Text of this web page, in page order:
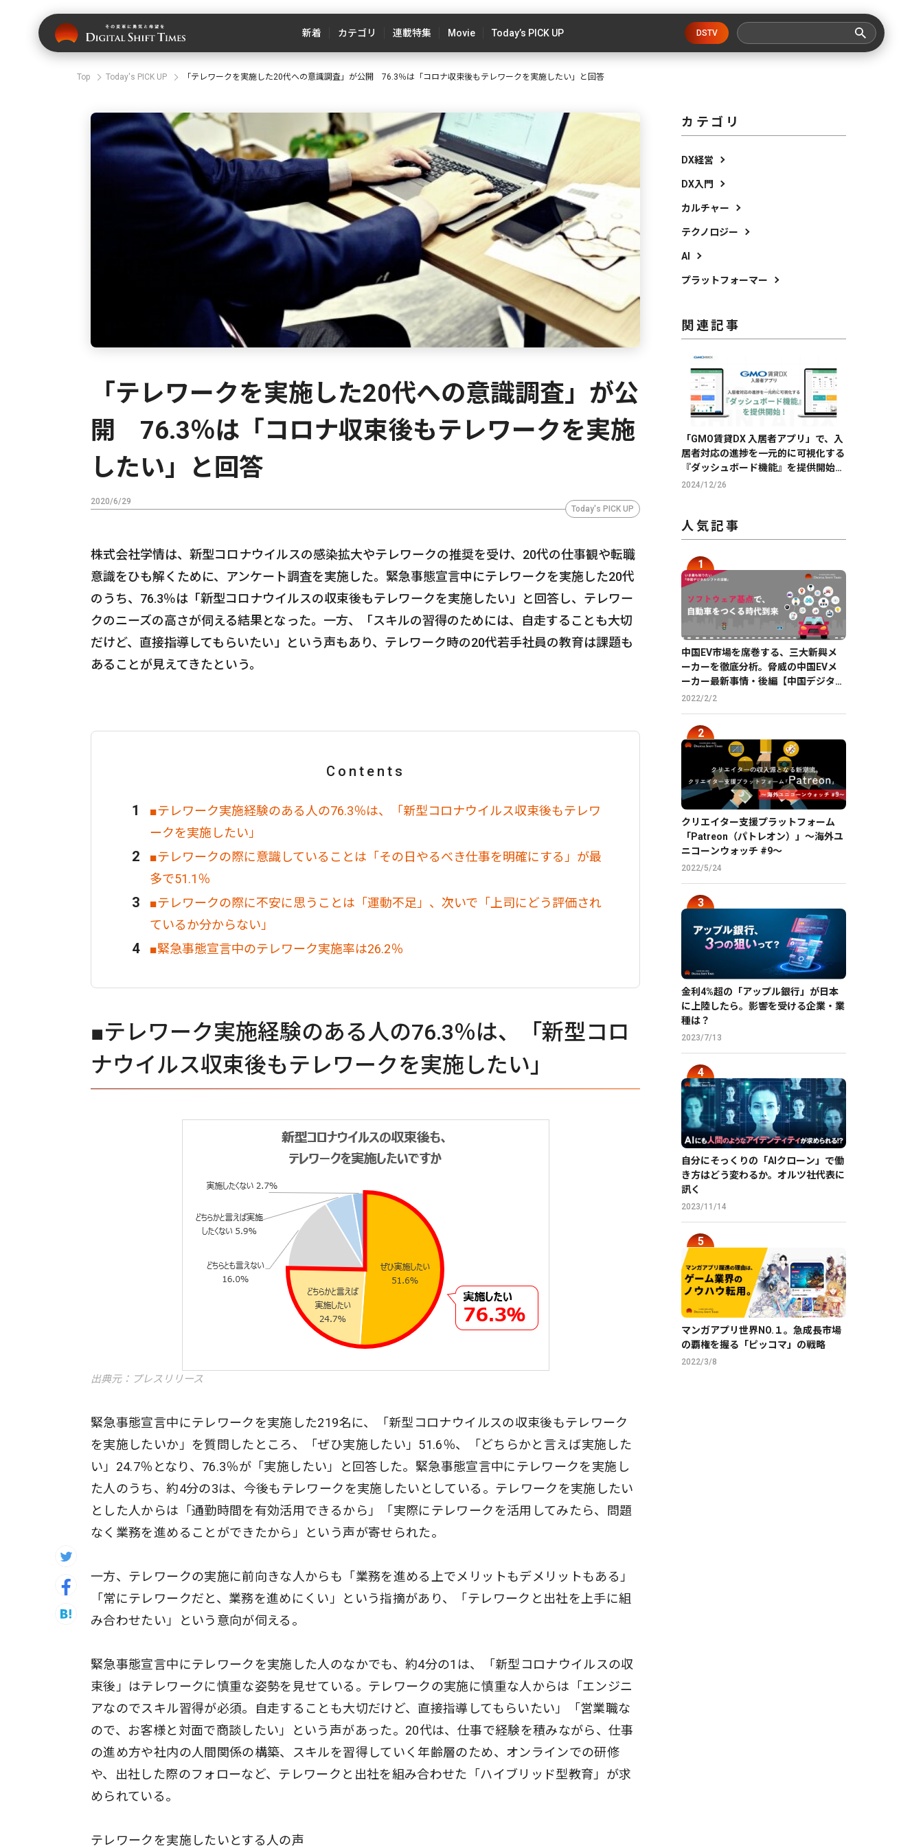
新着 カテゴリ 連載特集 Movie Today’s PICK UP DSTV
Top Today's PICK UP 「テレワークを実施した20代への意識調査」が公開 76.3％は「コロナ収束後もテレワークを実施したい」と回答
「テレワークを実施した20代への意識調査」が公
開 76.3％は「コロナ収束後もテレワークを実施
したい」と回答
2020/6/29
Today's PICK UP
株式会社学情は、新型コロナウイルスの感染拡大やテレワークの推奨を受け、20代の仕事観や転職
意識をひも解くために、アンケート調査を実施した。緊急事態宣言中にテレワークを実施した20代
のうち、76.3％は「新型コロナウイルスの収束後もテレワークを実施したい」と回答し、テレワー
クのニーズの高さが伺える結果となった。一方、「スキルの習得のためには、自走することも大切
だけど、直接指導してもらいたい」という声もあり、テレワーク時の20代若手社員の教育は課題も
あることが見えてきたという。
Contents
■テレワーク実施経験のある人の76.3％は、「新型コロナウイルス収束後もテレワ
ークを実施したい」
■テレワークの際に意識していることは「その日やるべき仕事を明確にする」が最
多で51.1％
■テレワークの際に不安に思うことは「運動不足」、次いで「上司にどう評価され
ているか分からない」
■緊急事態宣言中のテレワーク実施率は26.2％
■テレワーク実施経験のある人の76.3％は、「新型コロ
ナウイルス収束後もテレワークを実施したい」
出典元：プレスリリース
緊急事態宣言中にテレワークを実施した219名に、「新型コロナウイルスの収束後もテレワーク
を実施したいか」を質問したところ、「ぜひ実施したい」51.6％、「どちらかと言えば実施した
い」24.7％となり、76.3％が「実施したい」と回答した。緊急事態宣言中にテレワークを実施し
た人のうち、約4分の3は、今後もテレワークを実施したいとしている。テレワークを実施したい
とした人からは「通勤時間を有効活用できるから」「実際にテレワークを活用してみたら、問題
なく業務を進めることができたから」という声が寄せられた。
一方、テレワークの実施に前向きな人からも「業務を進める上でメリットもデメリットもある」
「常にテレワークだと、業務を進めにくい」という指摘があり、「テレワークと出社を上手に組
み合わせたい」という意向が伺える。
緊急事態宣言中にテレワークを実施した人のなかでも、約4分の1は、「新型コロナウイルスの収
束後」はテレワークに慎重な姿勢を見せている。テレワークの実施に慎重な人からは「エンジニ
アなのでスキル習得が必須。自走することも大切だけど、直接指導してもらいたい」「営業職な
ので、お客様と対面で商談したい」という声があった。20代は、仕事で経験を積みながら、仕事
の進め方や社内の人間関係の構築、スキルを習得していく年齢層のため、オンラインでの研修
や、出社した際のフォローなど、テレワークと出社を組み合わせた「ハイブリッド型教育」が求
められている。
テレワークを実施したいとする人の声
カテゴリ
DX経営
DX入門
カルチャー
テクノロジー
AI
プラットフォーマー
関連記事
「GMO賃貸DX 入居者アプリ」で、入
居者対応の進捗を一元的に可視化する
『ダッシュボード機能』を提供開始
【GMO ReTech】
2024/12/26
人気記事
中国EV市場を席巻する、三大新興メ
ーカーを徹底分析。脅威の中国EVメ
ーカー最新事情・後編【中国デジタル
企業最前線】
2022/2/2
クリエイター支援プラットフォーム
「Patreon（パトレオン）」〜海外ユ
ニコーンウォッチ #9〜
2022/5/24
金利4%超の「アップル銀行」が日本
に上陸したら。影響を受ける企業・業
種は？
2023/7/13
自分にそっくりの「AIクローン」で働
き方はどう変わるか。オルツ社代表に
訊く
2023/11/14
マンガアプリ世界NO.１。急成長市場
の覇権を握る「ピッコマ」の戦略
2022/3/8